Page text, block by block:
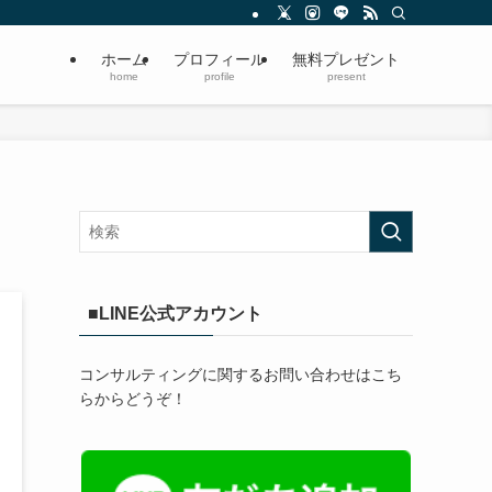
ホーム
home
プロフィール
profile
無料プレゼント
present
■LINE公式アカウント
コンサルティングに関するお問い合わせはこち
らからどうぞ！